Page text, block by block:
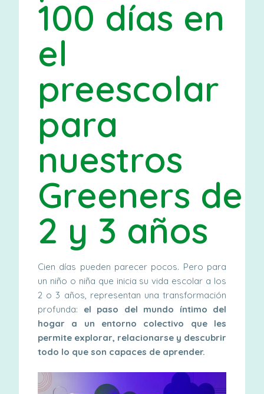
100 días en
el
preescolar
para
nuestros
Greeners de
2 y 3 años
Cien días pueden parecer pocos. Pero para
un niño o niña que inicia su vida escolar a los
2 o 3 años, representan una transformación
profunda: el paso del mundo íntimo del
hogar a un entorno colectivo que les
permite explorar, relacionarse y descubrir
todo lo que son capaces de aprender.